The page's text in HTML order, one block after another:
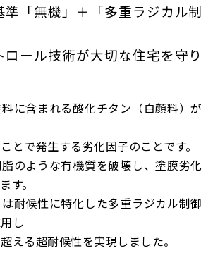
「無機」＋「多重ラジカル制
ロール技術が大切な住宅を守り
に含まれる酸化チタン（白顔料）が
とで発生する劣化因子のことです。
のような有機質を破壊し、塗膜劣化
す。
耐候性に特化した多重ラジカル制御
し
える超耐候性を実現しました。